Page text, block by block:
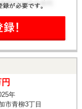
年
市青柳3丁目